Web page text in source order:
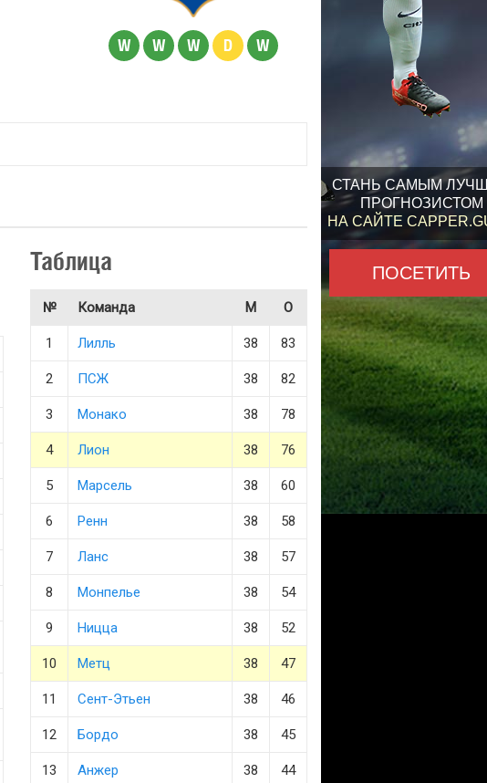
СТАНЬ САМЫМ
ПРОГНОЗИСТОМ
НА САЙТЕ
ПОСЕТИТЬ
W W W D W
Таблица
№ Команда М О
1 Лилль 38 83
2 ПСЖ 38 82
3 Монако 38 78
4 Лион 38 76
5 Марсель 38 60
6 Ренн 38 58
7 Ланс 38 57
8 Монпелье 38 54
9 Ницца 38 52
10 Метц 38 47
11 Сент-Этьен 38 46
12 Бордо 38 45
13 Анжер 38 44